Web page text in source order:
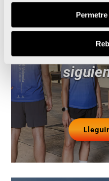
El Medio
y Oysho
llevar la